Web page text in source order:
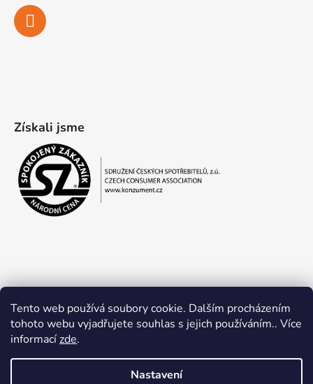
Tento web používá soubory cookie. Dalším procházením
tohoto webu vyjadřujete souhlas s jejich používáním.. Více
informacízde.
Nastavení
Získali jsme
Obchodní podmínky Ochrana osobních údajů